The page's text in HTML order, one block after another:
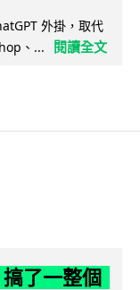
外掛，取代
、...
閱讀全文
了一整個